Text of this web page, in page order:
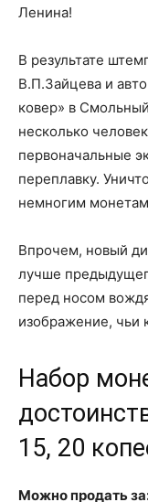
Ленина!
В результате
В.П.Зайцева и
ковер» в
несколько
первоначальные
переплавку.
немногим
Впрочем, новый
лучше
перед носом
изображение, чьи
Набор
15, 20
Можно продать